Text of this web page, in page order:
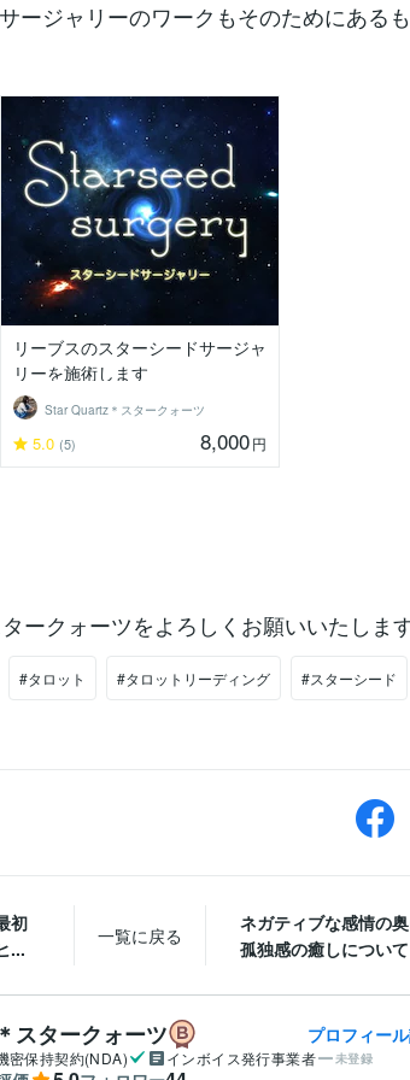
ージャリーのワークもそのためにあるも
リーブスのスターシードサージャ
リーを施術します
Star Quartz＊スタークォーツ
5.0 (5) 8,000円
ークォーツをよろしくお願いいたします
#タロット #タロットリーディング #スターシード
初
...
一覧に戻る
ネガティブな感情の
孤独感の癒しについて
スタークォーツ プロフィー
密保持契約(NDA) インボイス発行事業者 未登録